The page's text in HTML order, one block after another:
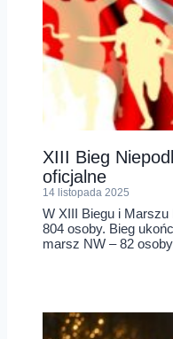
XIII Bieg
oficjalne
14 listopada 2025
W XIII Biegu i Marszu
804 osoby. Bieg
marsz NW – 82